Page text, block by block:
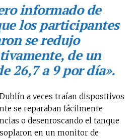
informado de
los participantes
se redujo
de un
26,7 a 9 por día».
a veces traían dispositivos
se reparaban fácilmente
o desenroscando el tanque
en un monitor de